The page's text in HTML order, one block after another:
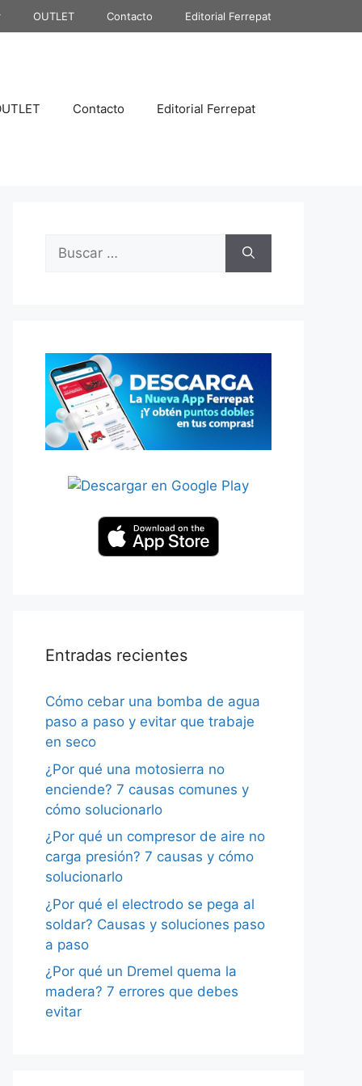
OUTLET Contacto Editorial Ferrepat
Contacto Editorial Ferrepat
Buscar:
Entradas recientes
Cómo cebar una bomba de agua
paso a paso y evitar que trabaje
en seco
¿Por qué una motosierra no
enciende? 7 causas comunes y
cómo solucionarlo
¿Por qué un compresor de aire no
carga presión? 7 causas y cómo
solucionarlo
¿Por qué el electrodo se pega al
soldar? Causas y soluciones paso
a paso
¿Por qué un Dremel quema la
madera? 7 errores que debes
evitar